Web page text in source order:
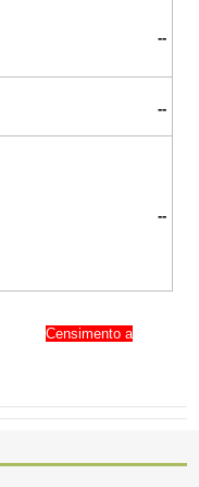
--
--
--
Censimento a